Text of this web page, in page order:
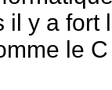
il y a fort
le